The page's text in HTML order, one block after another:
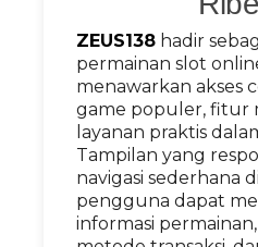
ZEUS138 hadir
permainan slot
menawarkan akses
game populer, fitur
layanan praktis
Tampilan yang
navigasi sederhana
pengguna dapat
informasi